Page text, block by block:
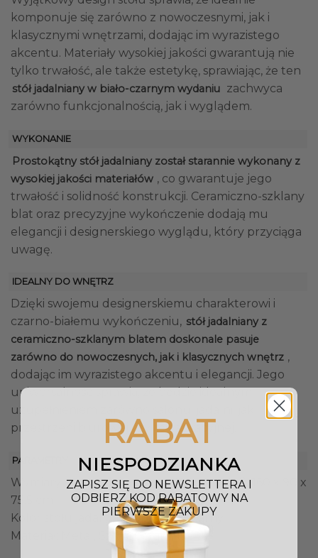
komponuje się zarówno z nowoczesnymi, jak i
klasycznymi wnętrzami, dodając im wyrazistego
akcentu. Materiały wysokiej jakości gwarantują nie
tylko trwałość, ale także estetykę, sprawiając, że ten
stół jadalniany w biało-czarnym wydaniu zachwyca
zarówno funkcjonalnością, jak i wyglądem.
WYKONANIE
Prostokątny stół jadalniany został starannie wykonany z
wysokiej jakości materiałów , co gwarantuje jego
trwałość i solidność konstrukcji. Ceramiczno-szklany
blat oraz precyzyjne wykończenie dodają mu
elegancji i designerskiego wyglądu, który przyciąga
uwagę.
IDEALNY DO WNĘTRZ
Dzięki swojemu designerskiemu charakterowi i
czarno-białemu wykończeniu, stół jadalniany z
ceramiczno-szklanym blatem doskonale pasuje
zarówno do nowoczesnych, jak i klasycznych wnętrz ,
dodając im wyrazistego akcentu i elegancji. Jego
uniwersalność sprawia, że będzie idealnym
uzupełnieniem zarówno salonu, jadalni, jak i
przestrzeni biurowej czy restauracyjnej.
PARAMETRY
Wymiary stołu jadalnianego (Dł. x Sz. x W.): 160 x 90 x
75,5 cm
Kolor stołu jadalnianego: Biały, Czarny
Materiał: Metal, Szkło, Ceramika
RABAT
NIESPODZIANKA
ZAPISZ SIĘ DO NEWSLETTERA I
ODBIERZ KOD RABATOWY NA
PIERWSZE ZAKUPY